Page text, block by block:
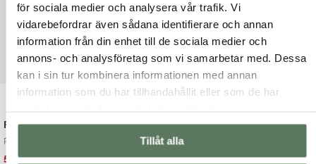
för sociala medier och analysera vår trafik. Vi
vidarebefordrar även sådana identifierare och annan
information från din enhet till de sociala medier och
annons- och analysföretag som vi samarbetar med. Dessa
kan i sin tur kombinera informationen med annan
information som du har tillhandahållit eller som de har
Tillåt alla
Fusion Pirate
Piratbyxor till he...
899.00kr
Det
550.00kr
Det
Robbie Pirate
Robbie Pirate – mj...
699.00kr
Det
499.00kr
Det